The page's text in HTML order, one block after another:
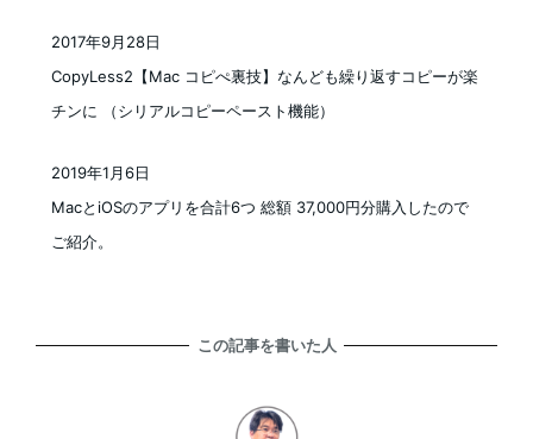
CopyLess2【Mac コピぺ裏技】なんども繰り返すコピーが楽
チンに （シリアルコピーペースト機能）
2017年9月28日
MacとiOSのアプリを合計6つ 総額 37,000円分購入したので
ご紹介。
2019年1月6日
この記事を書いた人